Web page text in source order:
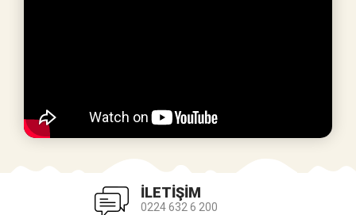
İLETİŞİM
0224 632 6 200